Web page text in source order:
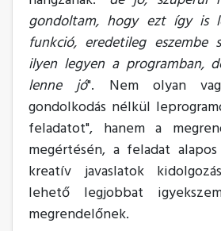
gondoltam, hogy ezt így is
funkció, eredetileg
ilyen legyen a programban,
lenne jó". Nem olyan
gondolkodás nélkül
feladatot", hanem a
megértésén, a feladat
kreatív javaslatok
lehető legjobbat
megrendelőnek.